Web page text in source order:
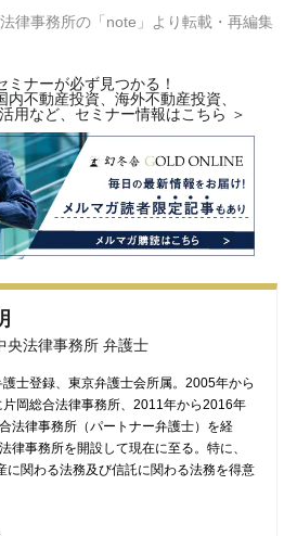
律事務所の「note」より転載・再編集
ミナーが必ず見つかる！
不動産投資、海外不動産投資、
用など、セミナー情報はこちら ＞
央法律事務所 弁護士
士登録、東京弁護士会所属。2005年から
岡総合法律事務所、2011年から2016年
法律事務所（パートナー弁護士）を経
律事務所を開設して現在に至る。特に、
に関わる法務及び信託に関わる法務を得意